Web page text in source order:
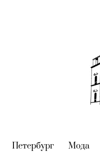
Петербург (current)
Мода